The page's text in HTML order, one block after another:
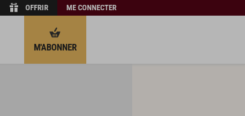
OFFRIR ME CONNECTER
M'ABONNER